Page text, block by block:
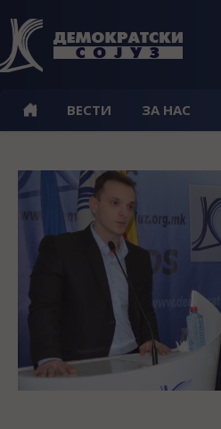
ВЕСТИ ЗА НАС